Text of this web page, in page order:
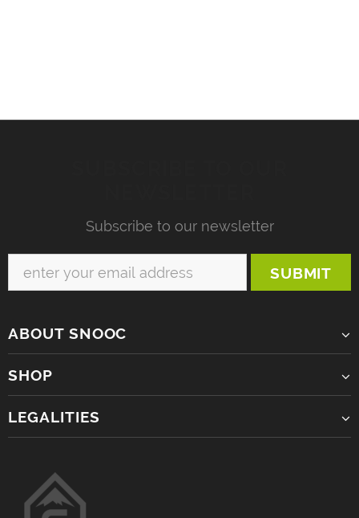
Subscribe to our newsletter
ABOUT SNOOC
SHOP
LEGALITIES